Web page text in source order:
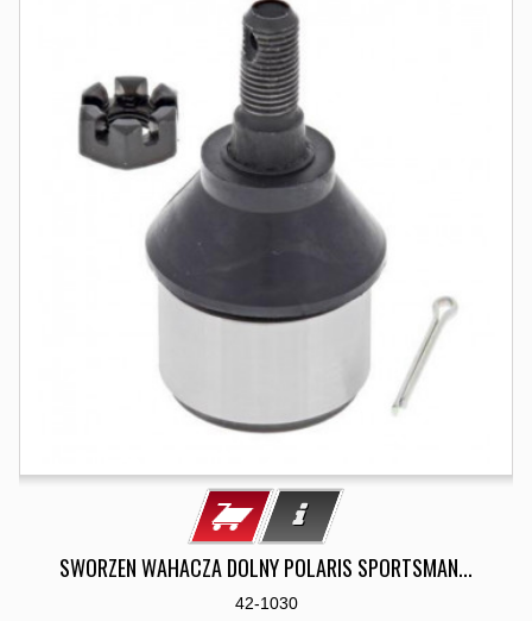
SWORZEN WAHACZA DOLNY POLARIS SPORTSMAN...
42-1030